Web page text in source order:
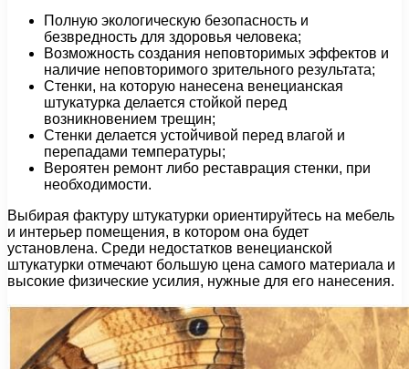
Полную экологическую безопасность и
безвредность для здоровья человека;
Возможность создания неповторимых эффектов и
наличие неповторимого зрительного результата;
Стенки, на которую нанесена венецианская
штукатурка делается стойкой перед
возникновением трещин;
Стенки делается устойчивой перед влагой и
перепадами температуры;
Вероятен ремонт либо реставрация стенки, при
необходимости.
Выбирая фактуру штукатурки ориентируйтесь на мебель
и интерьер помещения, в котором она будет
установлена. Среди недостатков венецианской
штукатурки отмечают большую цена самого материала и
высокие физические усилия, нужные для его нанесения.